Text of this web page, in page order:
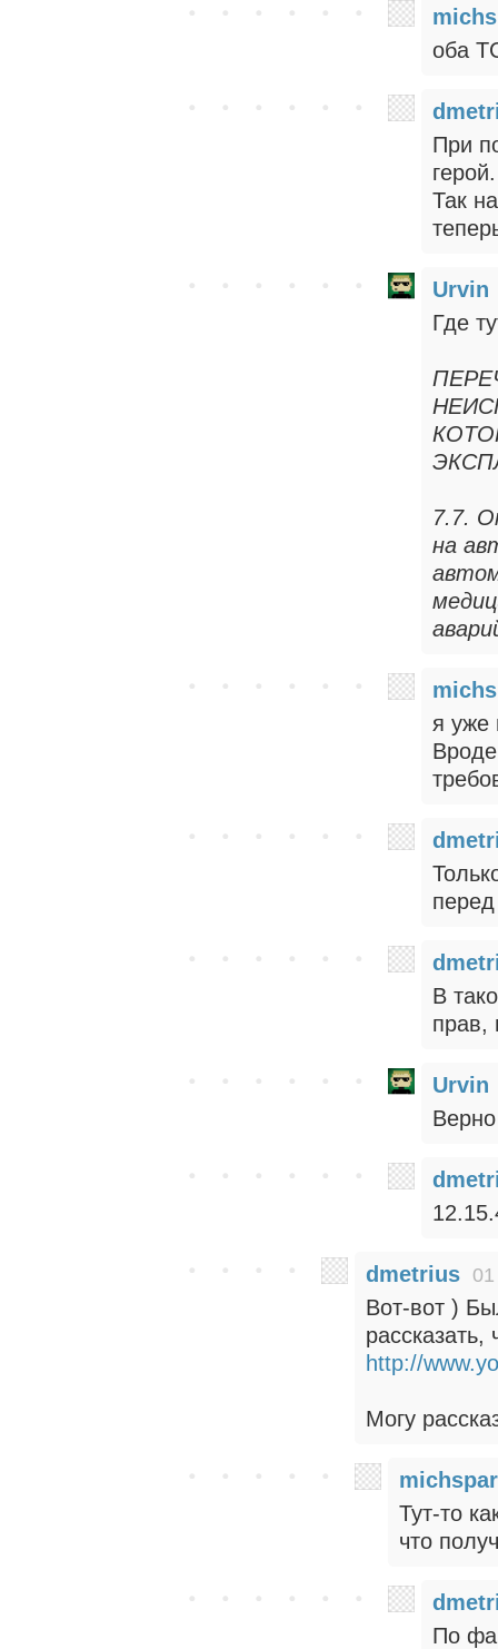
оба
При
герой.
Так
Urvin
Где
7.7.
на
я уже
В
прав,
Urvin
Верно
dmetrius
Вот-вот )
http://
Могу
michspar
Тут-то
что
По